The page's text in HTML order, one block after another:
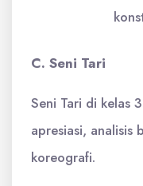
C. Seni Tari
Seni Tari di kelas
apresiasi, analisis
koreografi.